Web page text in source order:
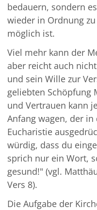
bedauern, sondern
wieder in Ordnung
möglich ist.
Viel mehr kann der
aber reicht auch
und sein Wille zur
geliebten Schöpfung
und Vertrauen kann
Anfang wagen, der
Eucharistie
würdig, dass du
sprich nur ein Wort,
gesund!" (vgl.
Vers 8).
Die Aufgabe der